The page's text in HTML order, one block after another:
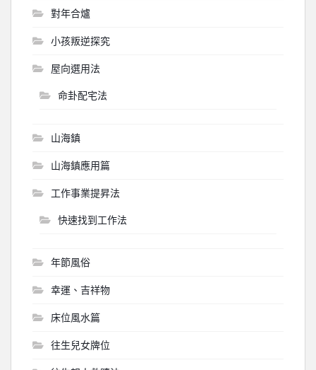
對年合爐
小孩叛逆探究
屋向選用法
命卦配宅法
山海鎮
山海鎮應用篇
工作事業提昇法
快速找到工作法
年節風俗
幸運、吉祥物
床位風水篇
往生兒女牌位